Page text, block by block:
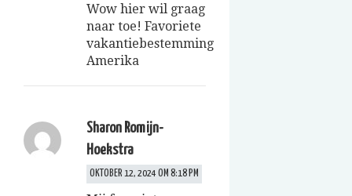
Wow hier wil graag
naar toe! Favoriete
vakantiebestemming
Amerika
Sharon Romijn-
Hoekstra
OKTOBER 12, 2024 OM 8:18 PM